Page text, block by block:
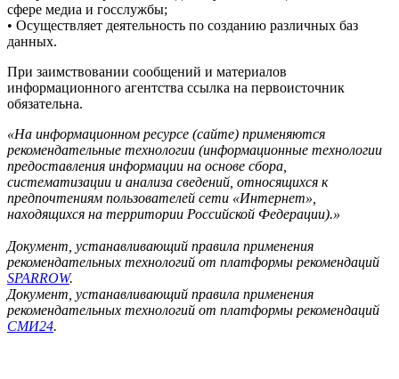
сфере медиа и госслужбы;
• Осуществляет деятельность по созданию различных баз
данных.
При заимствовании сообщений и материалов
информационного агентства ссылка на первоисточник
обязательна.
«На информационном ресурсе (сайте) применяются
рекомендательные технологии (информационные технологии
предоставления информации на основе сбора,
систематизации и анализа сведений, относящихся к
предпочтениям пользователей сети «Интернет»,
находящихся на территории Российской Федерации).»
Документ, устанавливающий правила применения
рекомендательных технологий от платформы рекомендаций
SPARROW.
Документ, устанавливающий правила применения
рекомендательных технологий от платформы рекомендаций
СМИ24.